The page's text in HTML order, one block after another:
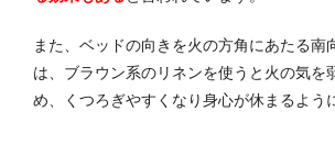
また、ベッドの向きを火の方角にあたる南
は、ブラウン系のリネンを使うと火の気を
め、くつろぎやすくなり身心が休まるよう